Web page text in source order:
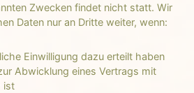
Zwecken findet nicht statt. Wir
Daten nur an Dritte weiter, wenn:
Einwilligung dazu erteilt haben
Abwicklung eines Vertrags mit
ist